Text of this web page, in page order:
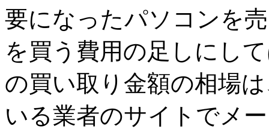
要になったパソコンを
を買う費用の足しにし
の買い取り金額の相場
いる業者のサイトでメ